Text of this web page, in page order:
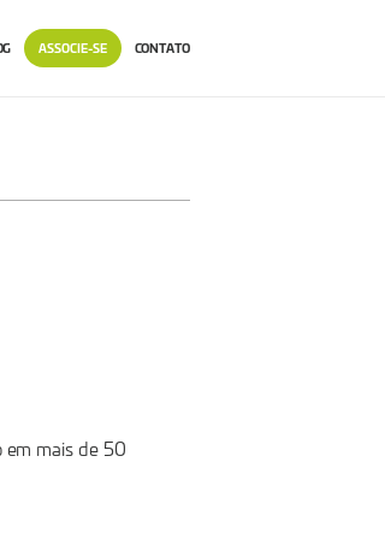
ASSOCIE-SE CONTATO
em mais de 50